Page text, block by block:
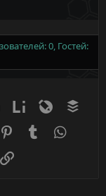
0, Гостей:
LinkedinLiveinternet
Livejournal
PinterestTumblr
почта